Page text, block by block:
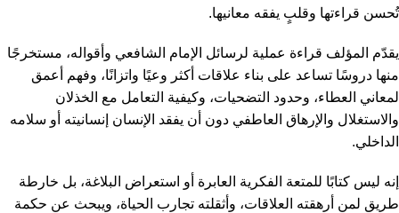
تُحسن قراءتها وقلبٍ يفقه معانيها.
يقدّم المؤلف قراءة عملية لرسائل الإمام الشافعي وأقواله، مستخرجًا
منها دروسًا تساعد على بناء علاقات أكثر وعيًا واتزانًا، وفهم أعمق
لمعاني العطاء، وحدود التضحيات، وكيفية التعامل مع الخذلان
والاستغلال والإرهاق العاطفي دون أن يفقد الإنسان إنسانيته أو سلامه
الداخلي.
إنه ليس كتابًا للمتعة الفكرية العابرة أو استعراض البلاغة، بل خارطة
طريق لمن أرهقته العلاقات، وأثقلته تجارب الحياة، ويبحث عن حكمة